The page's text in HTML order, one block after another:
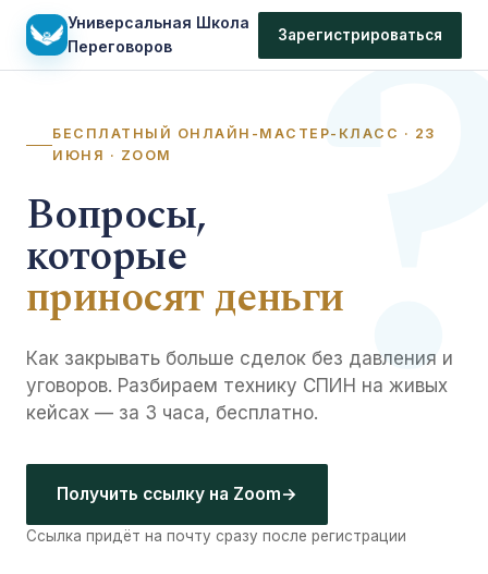
Универсальная Школа
Переговоров
Зарегистрироваться
БЕСПЛАТНЫЙ ОНЛАЙН-МАСТЕР-КЛАСС · 23
ИЮНЯ · ZOOM
Вопросы,
которые
приносят деньги
Как закрывать больше сделок без давления и
уговоров. Разбираем технику СПИН на живых
кейсах — за 3 часа, бесплатно.
Получить ссылку на Zoom→
Ссылка придёт на почту сразу после регистрации